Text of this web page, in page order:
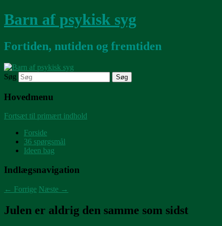
Barn af psykisk syg
Fortiden, nutiden og fremtiden
Søg
Hovedmenu
Fortsæt til primært indhold
Forside
36 spørgsmål
Ideen bag
Indlægsnavigation
← Forrige Næste →
Julen er aldrig den samme som sidst